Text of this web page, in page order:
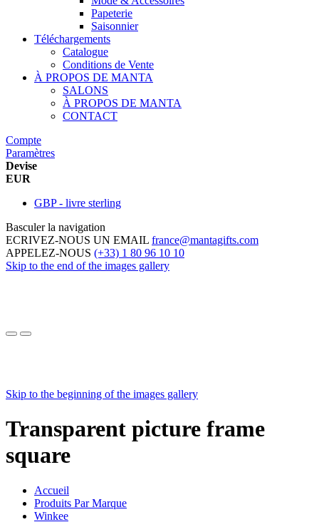
Papeterie
Saisonnier
Téléchargements
Catalogue
Conditions de Vente
À PROPOS DE MANTA
SALONS
À PROPOS DE MANTA
CONTACT
Compte
Paramètres
Devise
EUR
GBP - livre sterling
Basculer la navigation
ECRIVEZ-NOUS UN EMAIL france@mantagifts.com
APPELEZ-NOUS (+33) 1 80 96 10 10
Skip to the end of the images gallery
Skip to the beginning of the images gallery
Transparent picture frame
square
Accueil
Produits Par Marque
Winkee